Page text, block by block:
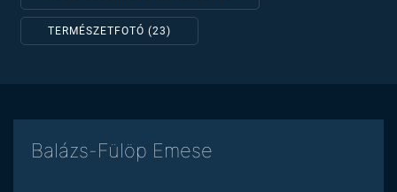
TERMÉSZETFOTÓ (23)
Balázs-Fülöp Emese